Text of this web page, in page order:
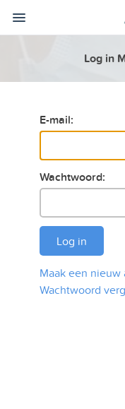
Log in
E-mail:
Wachtwoord:
Log in
Maak een nieuw
Wachtwoord